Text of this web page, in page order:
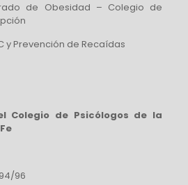
de Obesidad – Colegio de
y Prevención de Recaídas
Colegio de Psicólogos de la
96